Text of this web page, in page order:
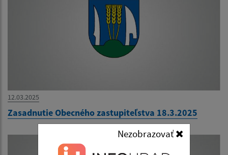
Nezobrazovať
12.03.2025
Zasadnutie Obecného zastupiteľstva 18.3.2025